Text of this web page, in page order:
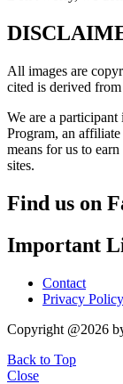
All images are
cited is derived
We are a
Program, an
means for us to
sites.
Find us on
Important
Contact
Privacy Policy
Copyright @2026
Back to Top
Close